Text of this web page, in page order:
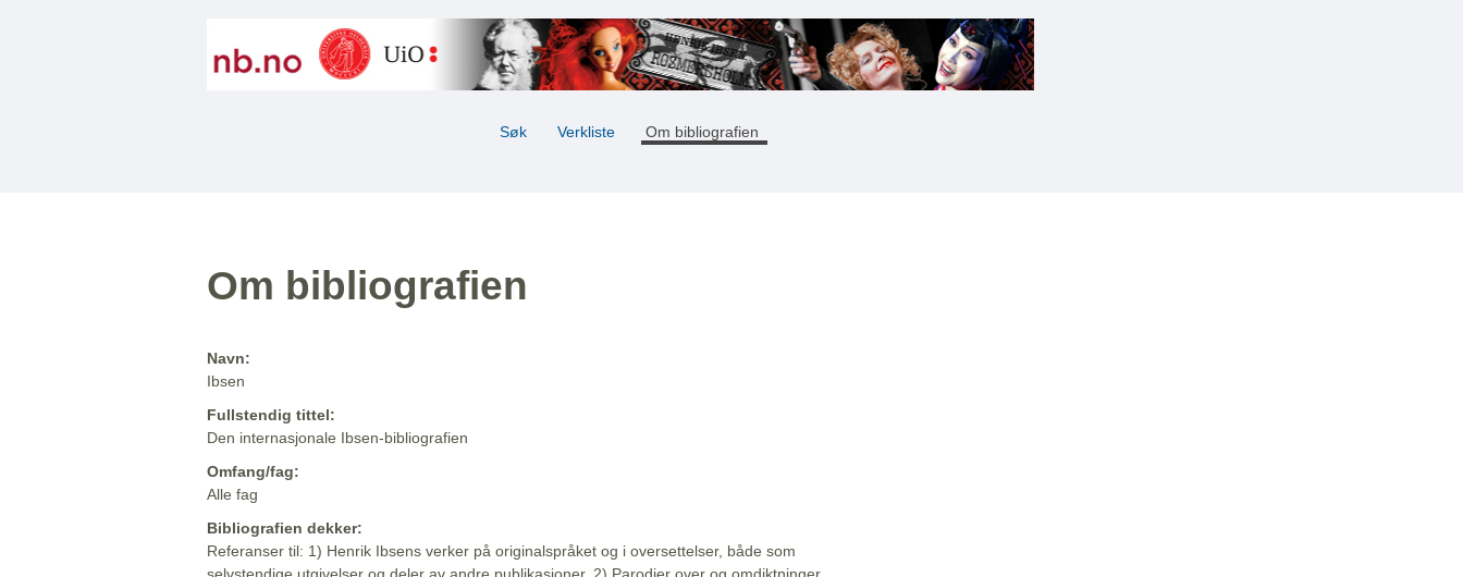
Søk Verkliste Om bibliografien
Om bibliografien
Navn:
Ibsen
Fullstendig tittel:
Den internasjonale Ibsen-bibliografien
Omfang/fag:
Alle fag
Bibliografien dekker:
Referanser til: 1) Henrik Ibsens verker på originalspråket og i oversettelser, både som
selvstendige utgivelser og deler av andre publikasjoner. 2) Parodier over og omdiktninger